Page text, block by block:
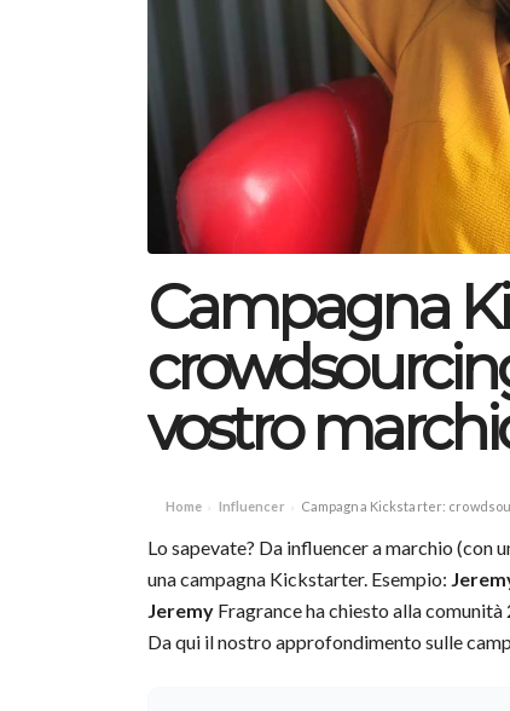
Campagna
vostro
Home › Influencer › Campagna Kickstarter:
Lo sapevate? Da influencer a marchio
una campagna Kickstarter. Esempio:
Jeremy Fragrance ha chiesto alla
Da qui il nostro approfondimento sulle